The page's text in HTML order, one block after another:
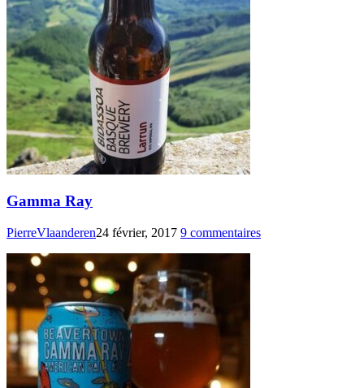
Gamma Ray
PierreVlaanderen24 février, 2017 9 commentaires